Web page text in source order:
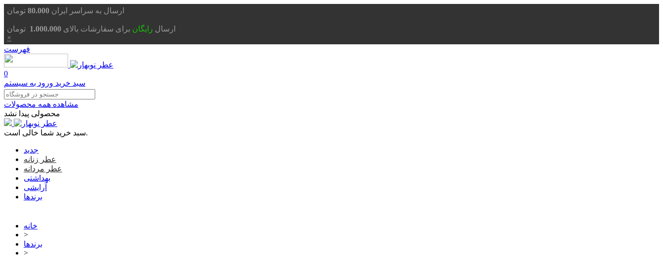
ارسال به سراسر ایران 80.000
ارسال رایگان برای سفارشات بالای 1.000.000 تومان
×
فهرست
0
سبد خرید ورود به سیستم
مشاهده همه محصولات
محصولی پیدا نشد
سبد خرید شما خالی است.
جدید
عطر زنانه
عطر مردانه
بهداشتی
آرایشی
برندها
خانه
>
برندها
>